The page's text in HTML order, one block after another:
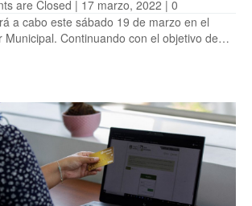
are Closed | 17 marzo, 2022 | 0
a cabo este sábado 19 de marzo en el
Municipal. Continuando con el objetivo de…